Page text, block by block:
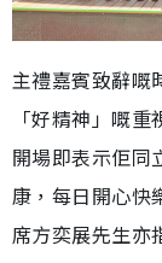
主禮嘉賓致辭嘅
「好精神」嘅
開場即表示佢同
康，每日開心快
席方奕展先生亦